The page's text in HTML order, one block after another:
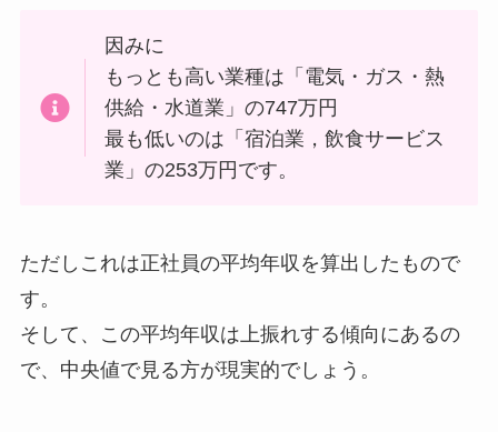
因みに
もっとも高い業種は「電気・ガス・熱
供給・水道業」の747万円
最も低いのは「宿泊業，飲食サービス
業」の253万円です。
ただしこれは正社員の平均年収を算出したもので
す。
そして、この平均年収は上振れする傾向にあるの
で、中央値で見る方が現実的でしょう。